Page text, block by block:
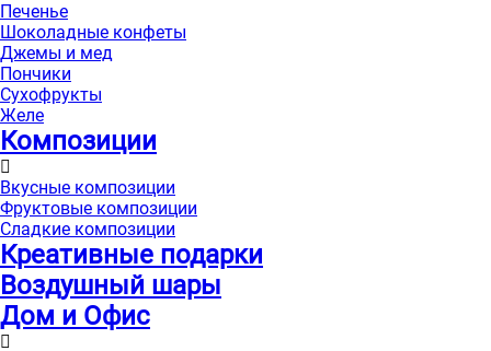
Печенье
Шоколадные конфеты
Джемы и мед
Пончики
Сухофрукты
Желе
Композиции
Вкусные композиции
Фруктовые композиции
Сладкие композиции
Креативные подарки
Воздушный шары
Дом и Офис